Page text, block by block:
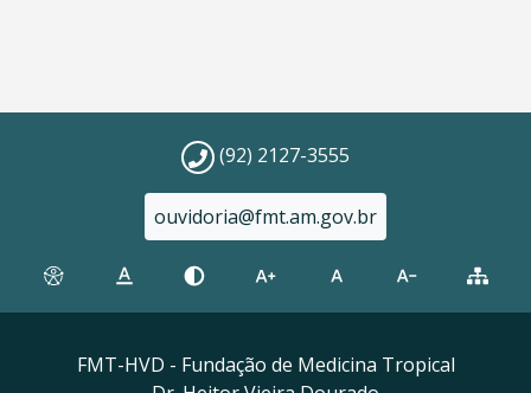
(92) 2127-3555
ouvidoria@fmt.am.gov.br
FMT-HVD - Fundação de Medicina Tropical